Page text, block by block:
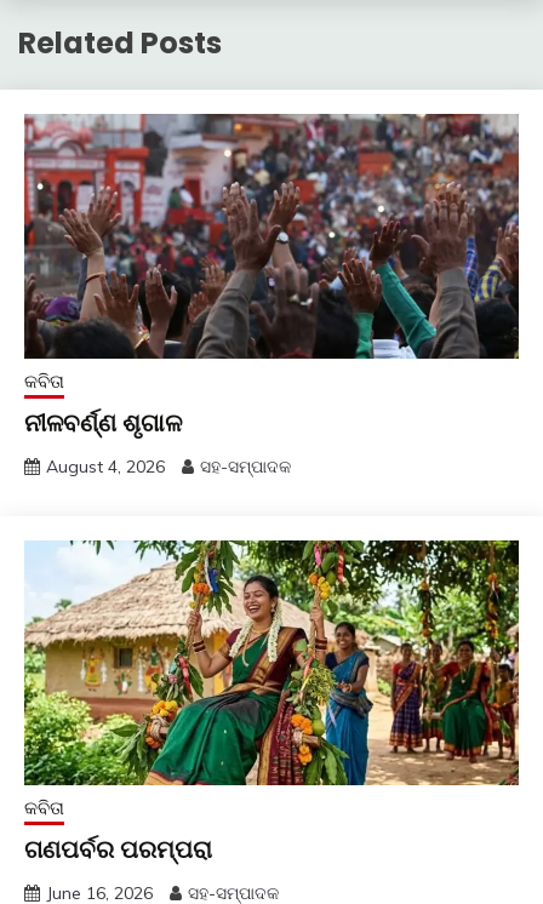
Related Posts
କବିତା
ନୀଳବର୍ଣ୍ଣ ଶୃଗାଳ
August 4, 2026 ସହ-ସମ୍ପାଦକ
କବିତା
ଗଣପର୍ବର ପରମ୍ପରା
June 16, 2026 ସହ-ସମ୍ପାଦକ